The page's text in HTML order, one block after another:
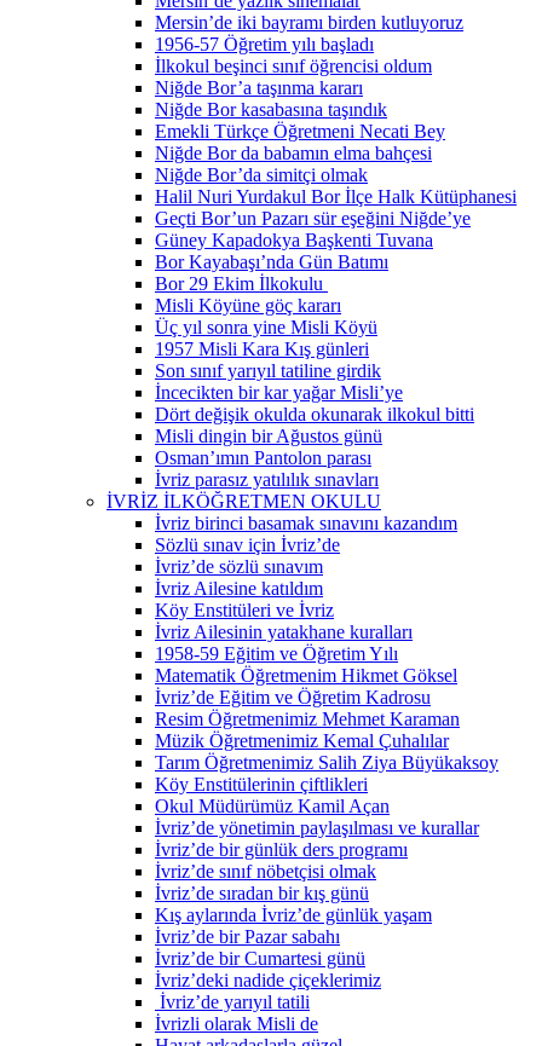
Mersin’de iki bayramı birden kutluyoruz
1956-57 Öğretim yılı başladı
İlkokul beşinci sınıf öğrencisi oldum
Niğde Bor’a taşınma kararı
Niğde Bor kasabasına taşındık
Emekli Türkçe Öğretmeni Necati Bey
Niğde Bor da babamın elma bahçesi
Niğde Bor’da simitçi olmak
Halil Nuri Yurdakul Bor İlçe Halk Kütüphanesi
Geçti Bor’un Pazarı sür eşeğini Niğde’ye
Güney Kapadokya Başkenti Tuvana
Bor Kayabaşı’nda Gün Batımı
Bor 29 Ekim İlkokulu
Misli Köyüne göç kararı
Üç yıl sonra yine Misli Köyü
1957 Misli Kara Kış günleri
Son sınıf yarıyıl tatiline girdik
İncecikten bir kar yağar Misli’ye
Dört değişik okulda okunarak ilkokul bitti
Misli dingin bir Ağustos günü
Osman’ımın Pantolon parası
İvriz parasız yatılılık sınavları
İVRİZ İLKÖĞRETMEN OKULU
İvriz birinci basamak sınavını kazandım
Sözlü sınav için İvriz’de
İvriz’de sözlü sınavım
İvriz Ailesine katıldım
Köy Enstitüleri ve İvriz
İvriz Ailesinin yatakhane kuralları
1958-59 Eğitim ve Öğretim Yılı
Matematik Öğretmenim Hikmet Göksel
İvriz’de Eğitim ve Öğretim Kadrosu
Resim Öğretmenimiz Mehmet Karaman
Müzik Öğretmenimiz Kemal Çuhalılar
Tarım Öğretmenimiz Salih Ziya Büyükaksoy
Köy Enstitülerinin çiftlikleri
Okul Müdürümüz Kamil Açan
İvriz’de yönetimin paylaşılması ve kurallar
İvriz’de bir günlük ders programı
İvriz’de sınıf nöbetçisi olmak
İvriz’de sıradan bir kış günü
Kış aylarında İvriz’de günlük yaşam
İvriz’de bir Pazar sabahı
İvriz’de bir Cumartesi günü
İvriz’deki nadide çiçeklerimiz
İvriz’de yarıyıl tatili
İvrizli olarak Misli de